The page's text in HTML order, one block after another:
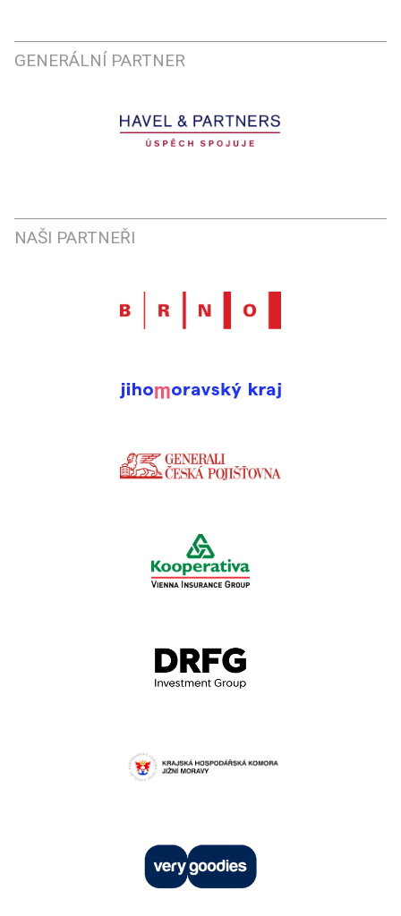
GENERÁLNÍ PARTNER
NAŠI PARTNEŘI